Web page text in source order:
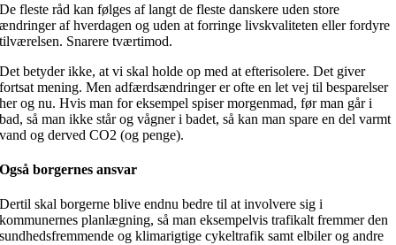
De fleste råd kan følges af langt de fleste danskere uden store
ændringer af hverdagen og uden at forringe livskvaliteten eller fordyre
tilværelsen. Snarere tværtimod.
Det betyder ikke, at vi skal holde op med at efterisolere. Det giver
fortsat mening. Men adfærdsændringer er ofte en let vej til besparelser
her og nu. Hvis man for eksempel spiser morgenmad, før man går i
bad, så man ikke står og vågner i badet, så kan man spare en del varmt
vand og derved CO2 (og penge).
Også borgernes ansvar
Dertil skal borgerne blive endnu bedre til at involvere sig i
kommunernes planlægning, så man eksempelvis trafikalt fremmer den
sundhedsfremmende og klimarigtige cykeltrafik samt elbiler og andre